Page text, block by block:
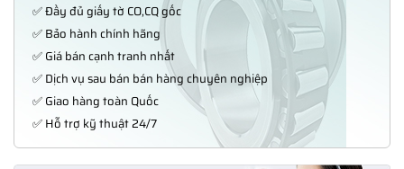
✅ Đầy đủ giấy tờ CO,CQ gốc
✅ Bảo hành chính hãng
✅ Giá bán cạnh tranh nhất
✅ Dịch vụ sau bán bán hàng chuyên nghiệp
✅ Giao hàng toàn Quốc
✅ Hỗ trợ kỹ thuật 24/7